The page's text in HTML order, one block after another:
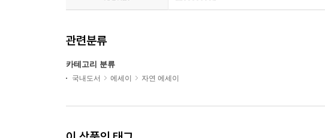
관련분류
카테고리 분류
국내도서 에세이 자연 에세이